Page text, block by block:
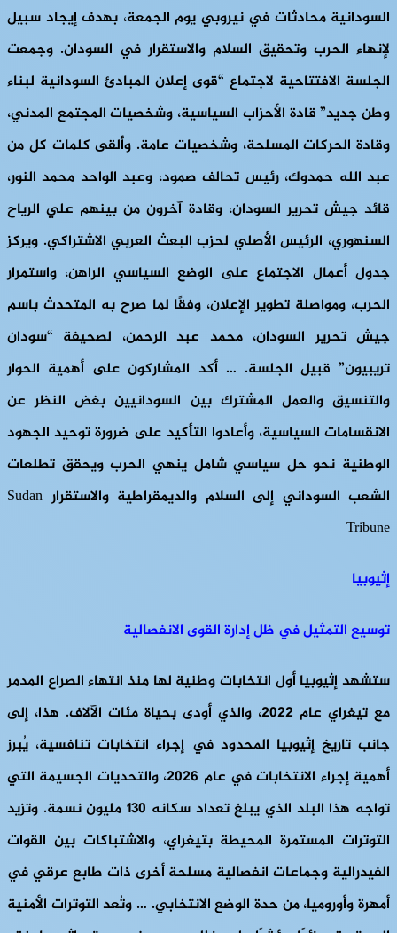
السودانية محادثات في نيروبي يوم الجمعة، بهدف إيجاد سبيل
لإنهاء الحرب وتحقيق السلام والاستقرار في السودان. وجمعت
الجلسة الافتتاحية لاجتماع “قوى إعلان المبادئ السودانية لبناء
وطن جديد” قادة الأحزاب السياسية، وشخصيات المجتمع المدني،
وقادة الحركات المسلحة، وشخصيات عامة. وألقى كلمات كل من
عبد الله حمدوك، رئيس تحالف صمود، وعبد الواحد محمد النور،
قائد جيش تحرير السودان، وقادة آخرون من بينهم علي الرياح
السنهوري، الرئيس الأصلي لحزب البعث العربي الاشتراكي. ويركز
جدول أعمال الاجتماع على الوضع السياسي الراهن، واستمرار
الحرب، ومواصلة تطوير الإعلان، وفقًا لما صرح به المتحدث باسم
جيش تحرير السودان، محمد عبد الرحمن، لصحيفة “سودان
تريبيون” قبيل الجلسة. … أكد المشاركون على أهمية الحوار
والتنسيق والعمل المشترك بين السودانيين بغض النظر عن
الانقسامات السياسية، وأعادوا التأكيد على ضرورة توحيد الجهود
الوطنية نحو حل سياسي شامل ينهي الحرب ويحقق تطلعات
الشعب السوداني إلى السلام والديمقراطية والاستقرار Sudan
Tribune
إثيوبيا
توسيع التمثيل في ظل إدارة القوى الانفصالية
ستشهد إثيوبيا أول انتخابات وطنية لها منذ انتهاء الصراع المدمر
مع تيغراي عام 2022، والذي أودى بحياة مئات الآلاف. هذا، إلى
جانب تاريخ إثيوبيا المحدود في إجراء انتخابات تنافسية، يُبرز
أهمية إجراء الانتخابات في عام 2026، والتحديات الجسيمة التي
تواجه هذا البلد الذي يبلغ تعداد سكانه 130 مليون نسمة. وتزيد
التوترات المستمرة المحيطة بتيغراي، والاشتباكات بين القوات
الفيدرالية وجماعات انفصالية مسلحة أخرى ذات طابع عرقي في
أمهرة وأوروميا، من حدة الوضع الانتخابي. … وتُعد التوترات الأمنية